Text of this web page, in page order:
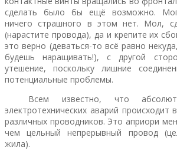
сделать было бы ещё возможно.
ничего страшного в этом нет. Мол,
(нарастите провода), да и крепите их
это верно (деваться-то всё равно
будешь наращивать!), с другой
утешение, поскольку лишние
потенциальные проблемы.
Всем известно, что
электротехнических аварий происходит
различных проводников. Это априори
чем цельный непрерывный провод
жила).